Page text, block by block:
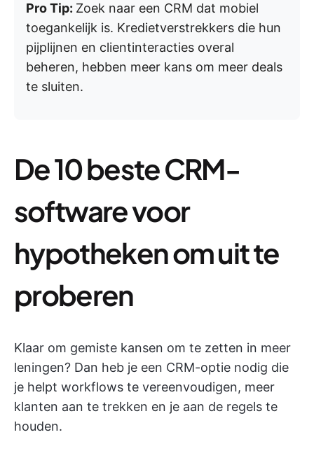
Pro Tip: Zoek naar een CRM dat mobiel
toegankelijk is. Kredietverstrekkers die hun
pijplijnen en clientinteracties overal
beheren, hebben meer kans om meer deals
te sluiten.
De 10 beste CRM-
software voor
hypotheken om uit te
proberen
Klaar om gemiste kansen om te zetten in meer
leningen? Dan heb je een CRM-optie nodig die
je helpt workflows te vereenvoudigen, meer
klanten aan te trekken en je aan de regels te
houden.